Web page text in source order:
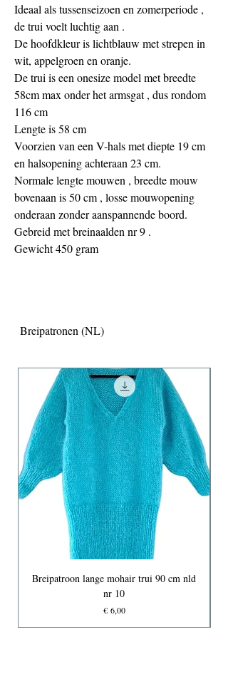
Ideaal als tussenseizoen en zomerperiode ,
de trui voelt luchtig aan .
De hoofdkleur is lichtblauw met strepen in
wit, appelgroen en oranje.
De trui is een onesize model met breedte
58cm max onder het armsgat , dus rondom
116 cm
Lengte is 58 cm
Voorzien van een V-hals met diepte 19 cm
en halsopening achteraan 23 cm.
Normale lengte mouwen , breedte mouw
bovenaan is 50 cm , losse mouwopening
onderaan zonder aanspannende boord.
Gebreid met breinaalden nr 9 .
Gewicht 450 gram
Breipatronen (NL)
Breipatroon lange mohair trui 90 cm nld
nr 10
Prijs
€ 6,00